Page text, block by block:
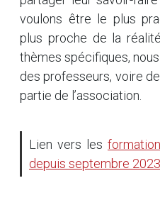
voulons être le plus
plus proche de la
thèmes spécifiques,
des professeurs, voire
partie de l’association.
Lien vers les
depuis septembre 2023.